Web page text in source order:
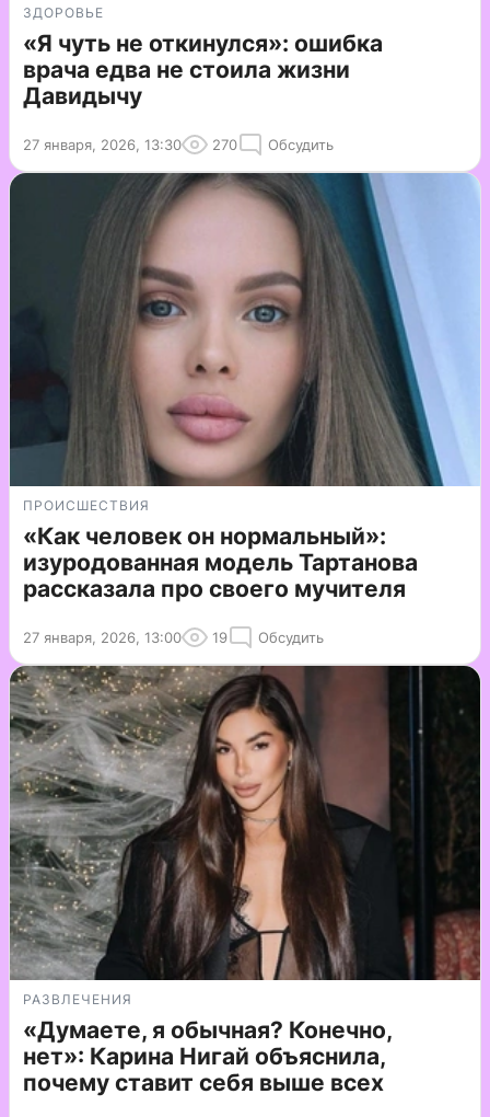
ЗДОРОВЬЕ
«Я чуть не откинулся»: ошибка
врача едва не стоила жизни
Давидычу
27 января, 2026, 13:30 270 Обсудить
ПРОИСШЕСТВИЯ
«Как человек он нормальный»:
изуродованная модель Тартанова
рассказала про своего мучителя
27 января, 2026, 13:00 19 Обсудить
РАЗВЛЕЧЕНИЯ
«Думаете, я обычная? Конечно,
нет»: Карина Нигай объяснила,
почему ставит себя выше всех